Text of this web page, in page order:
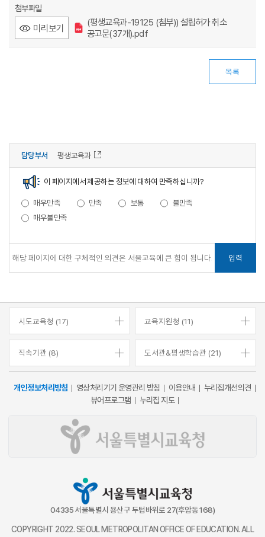
첨부파일
미리보기
(평생교육과-19125 (첨부)) 설립허가 취소
공고문(37개).pdf
목록
담당부서 평생교육과
이 페이지에서 제공하는 정보에 대하여 만족하십니까?
매우만족 만족 보통
불만족
매우불만족
입력
시도교육청 (17) 교육지원청 (11)
직속기관 (8) 도서관&평생학습관 (21)
개인정보처리방침 영상처리기기 운영관리 방침 이용안내
누리집개선의견
뷰어프로그램
누리집 지도
04335 서울특별시 용산구 두텁바위로 27(후암동 168)
COPYRIGHT 2022. SEOUL METROPOLITAN OFFICE OF EDUCATION. ALL